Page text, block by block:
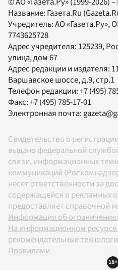
Название: Газета.Ru
Учредитель:АО «Газета.Ру»,
7743625728
Адрес учредителя: 125239,
улица, дом 67
Адрес редакции и издателя:
Варшавское шоссе, д.9, стр.1
Телефон редакции:+7 (495)
Факс:+7 (495) 785-17-01
Электронная почта:
Свидетельство о
выдано федеральной
связи, информационных
коммуникаций
несет ответственности за
содержащейся в рекламных
предоставляет справочной
Информация об
На информационном
рекомендательные
Правилами
18+